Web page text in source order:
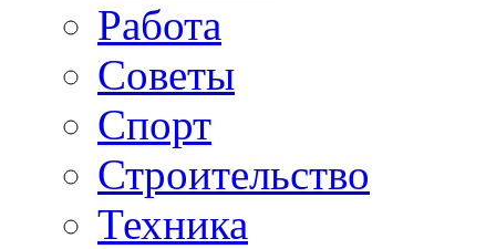
Работа
Советы
Спорт
Строительство
Техника